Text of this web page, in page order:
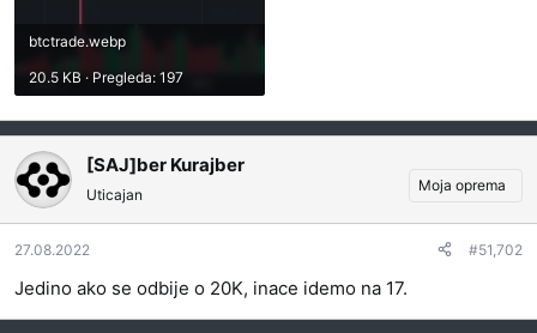
btctrade.webp
20.5 KB · Pregleda: 197
[SAJ]ber Kurajber
Uticajan
Moja oprema
27.08.2022 #51,702
Jedino ako se odbije o 20K, inace idemo na 17.